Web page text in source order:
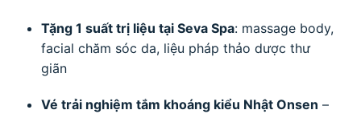
Tặng 1 suất trị liệu tại Seva Spa: massage body,
facial chăm sóc da, liệu pháp thảo dược thư
giãn
Vé trải nghiệm tắm khoáng kiểu Nhật Onsen –